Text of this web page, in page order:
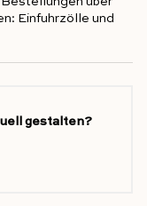
Einfuhrzölle und
gestalten?